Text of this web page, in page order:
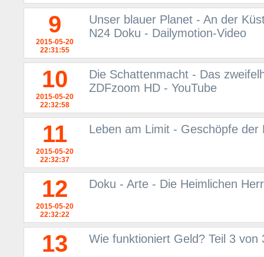
9
2015-05-20
22:31:55
Unser blauer Planet - An der
N24 Doku - Dailymotion-Video
10
2015-05-20
22:32:58
Die Schattenmacht - Das
ZDFzoom HD - YouTube
11
2015-05-20
22:32:37
Leben am Limit - Geschöpfe der
12
2015-05-20
22:32:22
Doku - Arte - Die Heimlichen
13 Wie funktioniert Geld? Teil 3 von